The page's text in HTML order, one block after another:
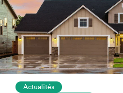
Actualités